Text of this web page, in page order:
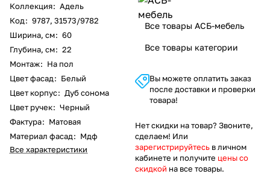
Коллекция: Адель
Код: 9787, 31573/9782
Ширина, см: 60
Глубина, см: 22
Монтаж: На пол
Цвет фасад: Белый
Цвет корпус: Дуб сонома
Цвет ручек: Черный
Фактура: Матовая
Материал фасад: Мдф
Все характеристики
Все товары АСБ-мебель
Все товары категории
Вы можете оплатить заказ
после доставки и проверки
товара!
Нет скидки на товар? Звоните,
сделаем! Или
зарегистрируйтесь в личном
кабинете и получите цены со
скидкой на все товары.